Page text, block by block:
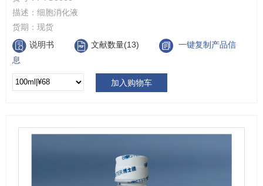
描述： 细胞消化液
货期： 现货
说明书
文献数量(13)
一键复制产品信
息
加入购物车